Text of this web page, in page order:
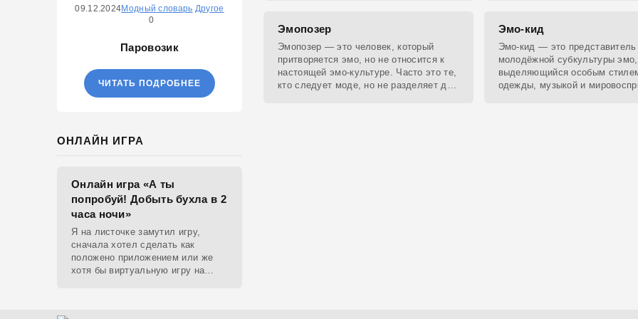
09.12.2024Модный словарь Другое
0
Паровозик
ЧИТАТЬ ПОДРОБНЕЕ
ОНЛАЙН ИГРА
Онлайн игра «А ты
попробуй! Добыть бухла в 2
часа ночи»
Я на листочке замутил игру,
сначала хотел сделать как
положено приложением или же
хотя бы виртуальную игру на
Эмопозер
Эмопозер — это человек, который
притворяется эмо, но не относится к
настоящей эмо-культуре. Часто это те,
кто следует моде, но не разделяет дух
Эмо-кид
Эмо-кид — это представитель
молодёжной субкультуры эмо,
выделяющийся особым
одежды, музыкой и